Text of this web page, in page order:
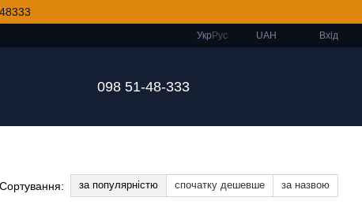
Укр Рус UAH Вхід
098 51-48-333
Сортування: за популярністю спочатку дешевше за назвою